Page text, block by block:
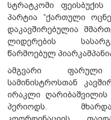
სტრატკომი ფეისბუქის
პარტია “ქართული
დაკავშირებულია
ლიდერების
წარმოებულ
ამგვარი ფარული
სამინისტროსთან
ირაკლი ღარიბაშვილის
პერიოდს.